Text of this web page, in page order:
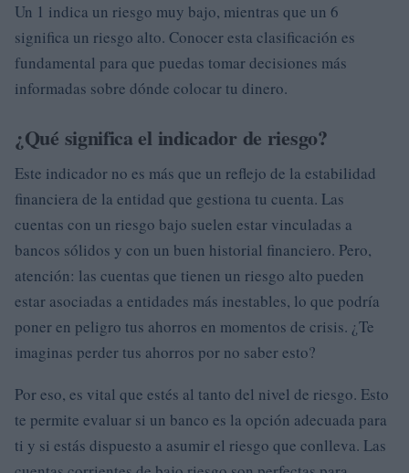
Un 1 indica un riesgo muy bajo, mientras que un 6
significa un riesgo alto. Conocer esta clasificación es
fundamental para que puedas tomar decisiones más
informadas sobre dónde colocar tu dinero.
¿Qué significa el indicador de riesgo?
Este indicador no es más que un reflejo de la estabilidad
financiera de la entidad que gestiona tu cuenta. Las
cuentas con un riesgo bajo suelen estar vinculadas a
bancos sólidos y con un buen historial financiero. Pero,
atención: las cuentas que tienen un riesgo alto pueden
estar asociadas a entidades más inestables, lo que podría
poner en peligro tus ahorros en momentos de crisis. ¿Te
imaginas perder tus ahorros por no saber esto?
Por eso, es vital que estés al tanto del nivel de riesgo. Esto
te permite evaluar si un banco es la opción adecuada para
ti y si estás dispuesto a asumir el riesgo que conlleva. Las